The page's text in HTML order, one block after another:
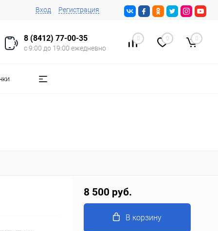
Вход Регистрация
8 (8412) 77-00-35
с 9:00 до 19:00 ежедневно
0 0 0
8 500 руб.
В корзину